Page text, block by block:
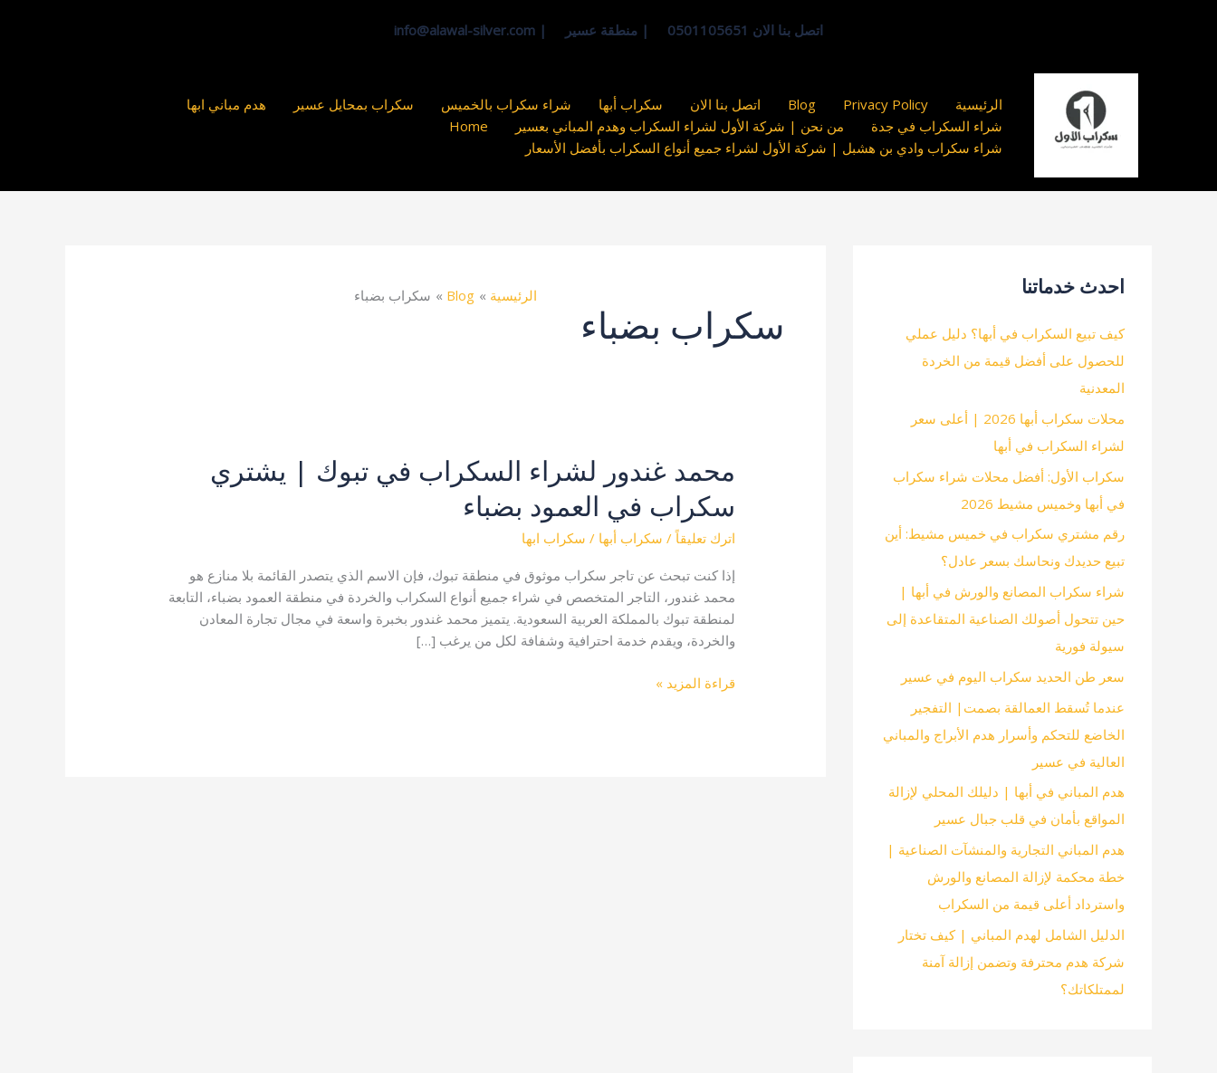
اتصل بنا الان 0501105651 | منطقة عسير | info@alawal-silver.com
الرئيسية Privacy Policy
Blog اتصل بنا الان سكراب أبها شراء سكراب بالخميس سكراب بمحايل عسير
هدم مباني ابها
شراء السكراب في جدة
من نحن | شركة الأول لشراء السكراب وهدم المباني بعسير
Home
شراء سكراب وادي بن هشبل | شركة الأول لشراء جميع أنواع السكراب بأفضل الأسعار
احدث خدماتنا
كيف تبيع السكراب في أبها؟ دليل عملي
للحصول على أفضل قيمة من الخردة
المعدنية
محلات سكراب أبها 2026 | أعلى سعر
لشراء السكراب في أبها
سكراب الأول: أفضل محلات شراء سكراب
في أبها وخميس مشيط 2026
رقم مشتري سكراب في خميس مشيط: أين
تبيع حديدك ونحاسك بسعر عادل؟
شراء سكراب المصانع والورش في أبها |
حين تتحول أصولك الصناعية المتقاعدة إلى
سيولة فورية
سعر طن الحديد سكراب اليوم في عسير
عندما تُسقط العمالقة بصمت| التفجير
الخاضع للتحكم وأسرار هدم الأبراج والمباني
العالية في عسير
هدم المباني في أبها | دليلك المحلي لإزالة
المواقع بأمان في قلب جبال عسير
هدم المباني التجارية والمنشآت الصناعية |
خطة محكمة لإزالة المصانع والورش
واسترداد أعلى قيمة من السكراب
الدليل الشامل لهدم المباني | كيف تختار
شركة هدم محترفة وتضمن إزالة آمنة
لممتلكاتك؟
الرئيسية Blog سكراب بضباء
سكراب بضباء
محمد غندور لشراء السكراب في تبوك | يشتري
سكراب في العمود بضباء
اترك تعليقاً / سكراب أبها / سكراب ابها
إذا كنت تبحث عن تاجر سكراب موثوق في منطقة تبوك، فإن الاسم الذي يتصدر القائمة بلا منازع هو
محمد غندور، التاجر المتخصص في شراء جميع أنواع السكراب والخردة في منطقة العمود بضباء، التابعة
لمنطقة تبوك بالمملكة العربية السعودية. يتميز محمد غندور بخبرة واسعة في مجال تجارة المعادن
والخردة، ويقدم خدمة احترافية وشفافة لكل من يرغب […]
غندور
لشراء
السكراب
في
تبوك
|
يشتري
سكراب
العمود
قراءة المزيد »